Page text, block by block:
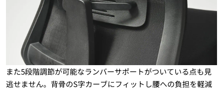
また5段階調節が可能なランバーサポートがついている点も見
逃せません。背骨のS字カーブにフィットし腰への負担を軽減